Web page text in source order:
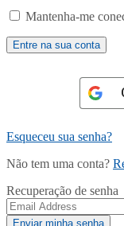
Mantenha-me
Esqueceu sua senha?
Não tem uma conta?
Recuperação de senha